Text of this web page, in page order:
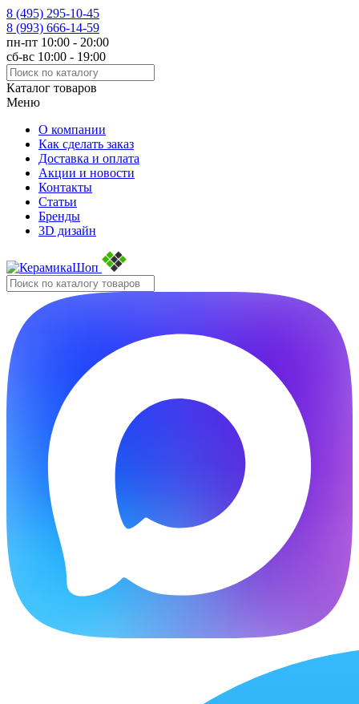
8 (495) 295-10-45
8 (993) 666-14-59
пн-пт 10:00 - 20:00
сб-вс 10:00 - 19:00
Каталог товаров
Меню
О компании
Как сделать заказ
Доставка и оплата
Акции и новости
Контакты
Статьи
Бренды
3D дизайн